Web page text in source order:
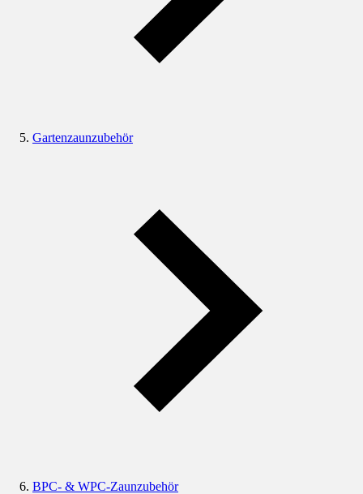
Gartenzaunzubehör
BPC- & WPC-Zaunzubehör